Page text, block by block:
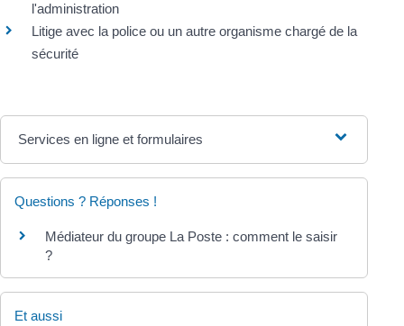
l'administration
Litige avec la police ou un autre organisme chargé de la
sécurité
Services en ligne et formulaires
Questions ? Réponses !
Médiateur du groupe La Poste : comment le saisir
?
Et aussi